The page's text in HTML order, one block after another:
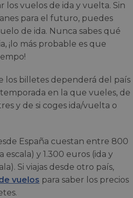
los vuelos de ida y vuelta. Sin
para el futuro, puedes
de ida. Nunca sabes qué
¡lo más probable es que
los billetes dependerá del país
en la que vueles, de
y de si coges ida/vuelta o
España cuestan entre 800
escala) y 1.300 euros (ida y
Si viajas desde otro país,
vuelos para saber los precios